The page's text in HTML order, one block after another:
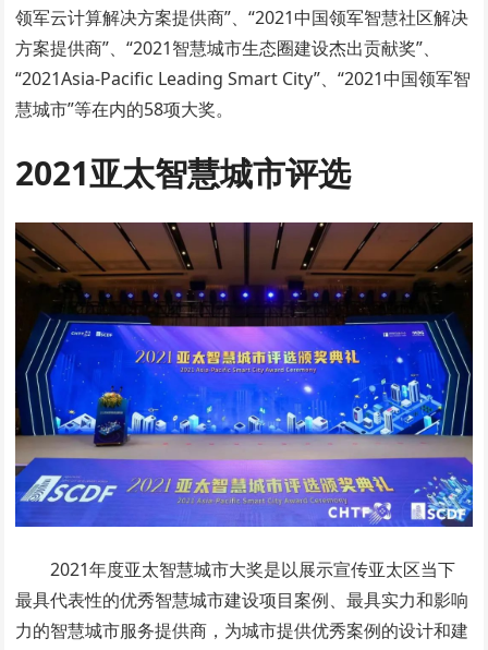
领军云计算解决方案提供商”、“2021中国领军智慧社区解决
方案提供商”、“2021智慧城市生态圈建设杰出贡献奖”、
“2021Asia-Pacific Leading Smart City”、“2021中国领军智
慧城市”等在内的58项大奖。
2021亚太智慧城市评选
2021年度亚太智慧城市大奖是以展示宣传亚太区当下
最具代表性的优秀智慧城市建设项目案例、最具实力和影响
力的智慧城市服务提供商，为城市提供优秀案例的设计和建